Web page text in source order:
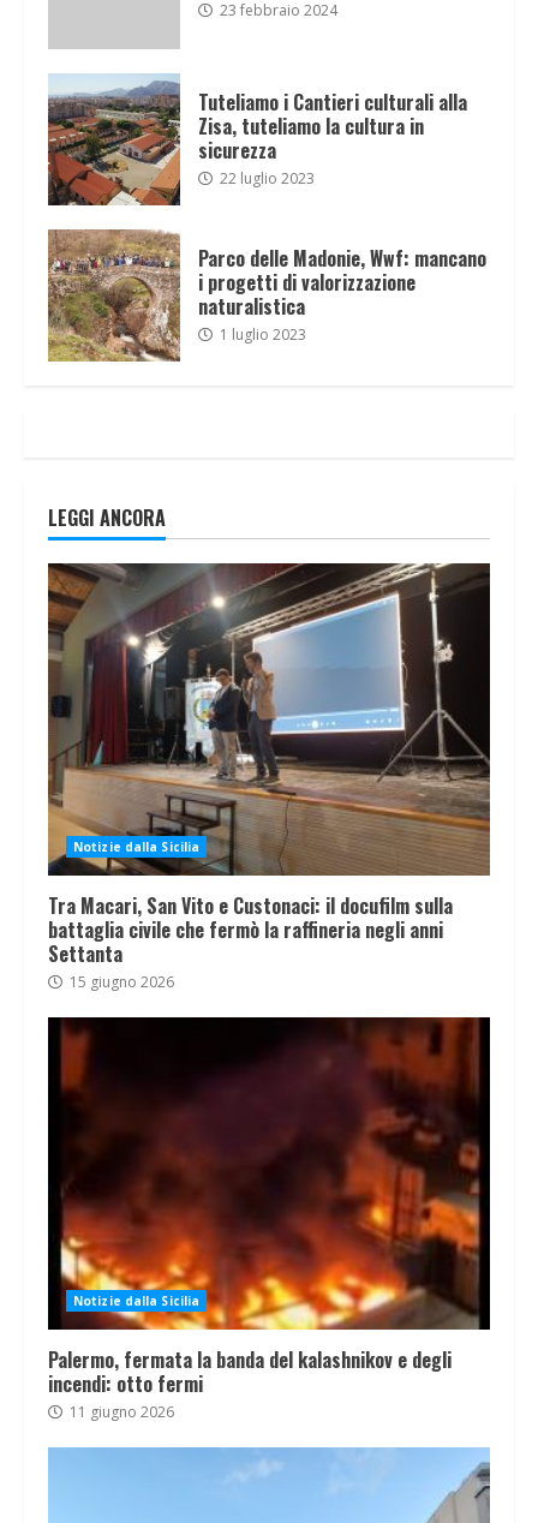
23 febbraio 2024
Tuteliamo i Cantieri culturali alla
Zisa, tuteliamo la cultura in
sicurezza
22 luglio 2023
Parco delle Madonie, Wwf: mancano
i progetti di valorizzazione
naturalistica
1 luglio 2023
LEGGI ANCORA
Notizie dalla Sicilia
Tra Macari, San Vito e Custonaci: il docufilm sulla
battaglia civile che fermò la raffineria negli anni
Settanta
15 giugno 2026
Notizie dalla Sicilia
Palermo, fermata la banda del kalashnikov e degli
incendi: otto fermi
11 giugno 2026